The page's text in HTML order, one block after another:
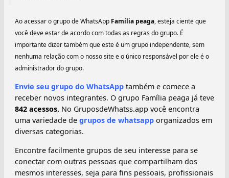
Ao acessar o grupo de WhatsApp Família peaga, esteja ciente que
você deve estar de acordo com todas as regras do grupo. É
importante dizer também que este é um grupo independente, sem
nenhuma relação com o nosso site e o único responsável por ele é o
administrador do grupo.
Envie seu grupo do WhatsApp também e comece a
receber novos integrantes. O grupo Família peaga já teve
842 acessos. No GruposdeWhatss.app você encontra
uma variedade de grupos de whatsapp organizados em
diversas categorias.
Encontre facilmente grupos de seu interesse para se
conectar com outras pessoas que compartilham dos
mesmos interesses, seja para fins pessoais, profissionais